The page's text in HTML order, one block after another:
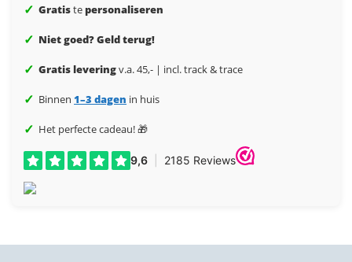
✓ Gratistepersonaliseren
✓ Niet goed? Geld terug!
✓ Gratis leveringv.a. 45,- | incl. track & trace
✓ Binnen 1–3 dagen in huis
✓ Het perfecte cadeau! 🎁